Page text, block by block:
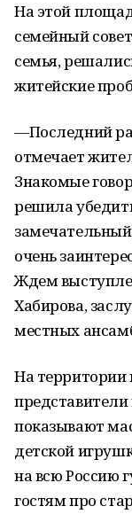
На этой
семейный
семья,
житейские
—Последний
отмечает
Знакомые
решила
очень
Ждем
Хабирова,
местных
На территории
показывают
детской
на всю Россию
гостям про